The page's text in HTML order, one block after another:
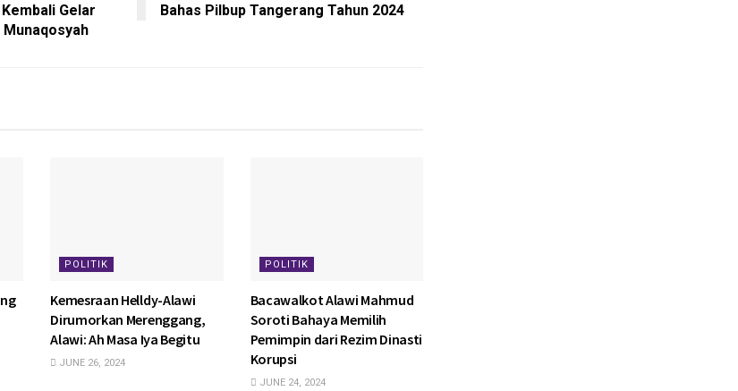
Gelar
Munaqosyah
Bahas Pilbup Tangerang Tahun 2024
POLITIK
Kemesraan Helldy-Alawi
Dirumorkan Merenggang,
Alawi: Ah Masa Iya Begitu
JUNE 26, 2024
POLITIK
Bacawalkot Alawi Mahmud
Soroti Bahaya Memilih
Pemimpin dari Rezim Dinasti
Korupsi
JUNE 24, 2024